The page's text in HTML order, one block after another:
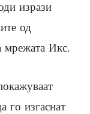
изрази
од
мрежата Икс.
го изгаснат